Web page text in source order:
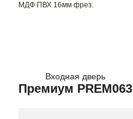
МДФ ПВХ 16мм фрез.
Входная дверь
Премиум PREM063